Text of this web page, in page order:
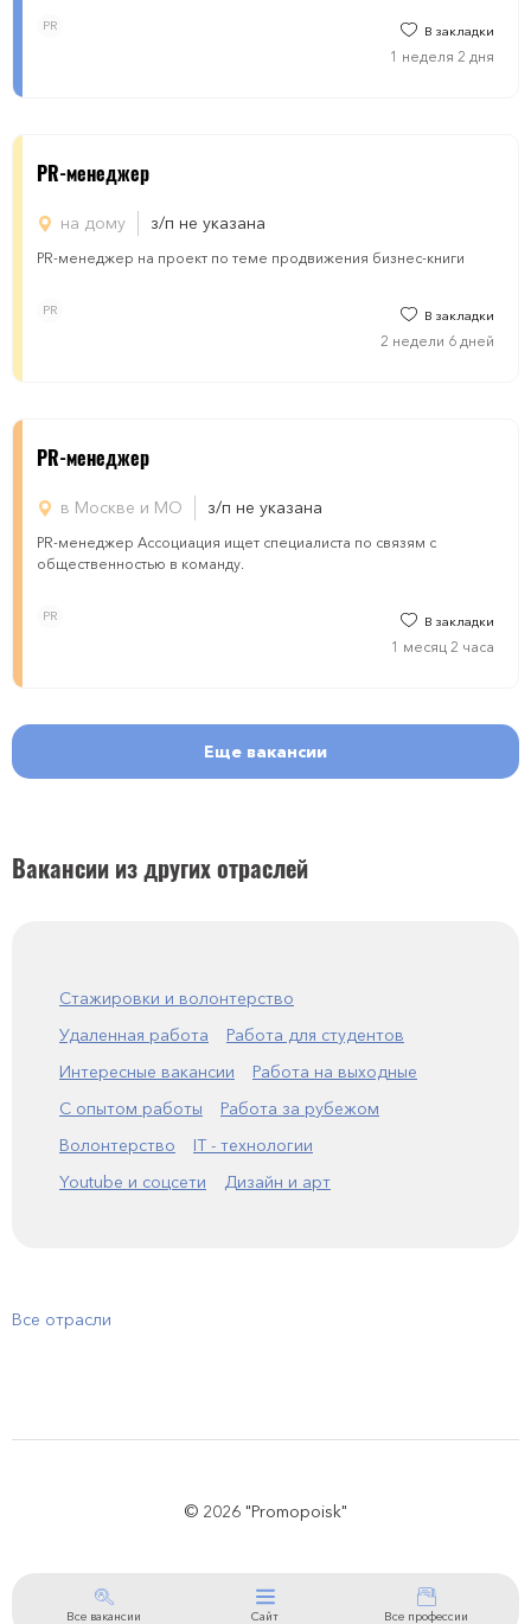
PR В закладки
1 неделя 2 дня
PR-менеджер
на дому з/п не указана
PR-менеджер на проект по теме продвижения бизнес-книги
PR В закладки
2 недели 6 дней
PR-менеджер
в Москве и МО з/п не указана
PR-менеджер Ассоциация ищет специалиста по связям с
общественностью в команду.
PR В закладки
1 месяц 2 часа
Еще вакансии
Вакансии из других отраслей
Стажировки и волонтерство
Удаленная работа
Работа для студентов
Интересные вакансии
Работа на выходные
С опытом работы
Работа за рубежом
Волонтерство
IT - технологии
Youtube и соцсети
Дизайн и арт
Все отрасли
© 2026 "Promopoisk"
Все вакансии Сайт Все профессии